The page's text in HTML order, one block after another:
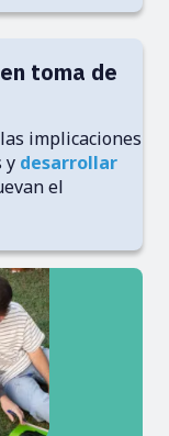
toma de
implicaciones
y desarrollar
el